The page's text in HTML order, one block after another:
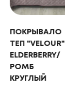
ПОКРЫВАЛО
ТЕП "VELOUR"
ELDERBERRY/
РОМБ
КРУГЛЫЙ